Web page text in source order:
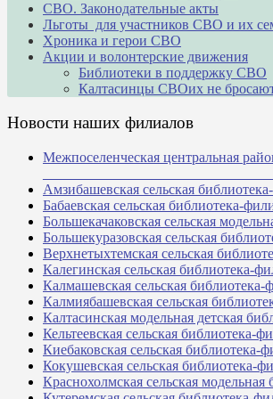
СВО. Законодательные акты
Льготы для участников СВО и их
Хроника и герои СВО
Акции и волонтерские движения
Библиотеки в поддержку СВО
Калтасинцы СВОих не
Новости наших филиалов
Межпоселенческая центральная
Амзибашевская сельская
Бабаевская сельская библиотека-
Большекачаковская сельская
Большекуразовская сельская
Верхнетыхтемская сельская
Калегинская сельская библиотека-
Калмашевская сельская
Калмиябашевская сельская
Калтасинская модельная детская
Кельтеевская сельская библиотека-
Киебаковская сельская библиотека-
Кокушевская сельская библиотека-
Краснохолмская сельская